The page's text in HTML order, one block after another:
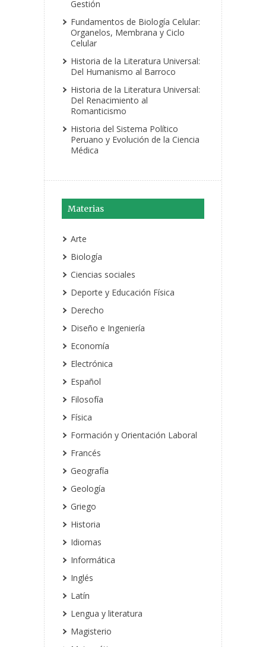
Gestión
Fundamentos de Biología Celular:
Organelos, Membrana y Ciclo
Celular
Historia de la Literatura Universal:
Del Humanismo al Barroco
Historia de la Literatura Universal:
Del Renacimiento al
Romanticismo
Historia del Sistema Político
Peruano y Evolución de la Ciencia
Médica
Materias
Arte
Biología
Ciencias sociales
Deporte y Educación Física
Derecho
Diseño e Ingeniería
Economía
Electrónica
Español
Filosofía
Física
Formación y Orientación Laboral
Francés
Geografía
Geología
Griego
Historia
Idiomas
Informática
Inglés
Latín
Lengua y literatura
Magisterio